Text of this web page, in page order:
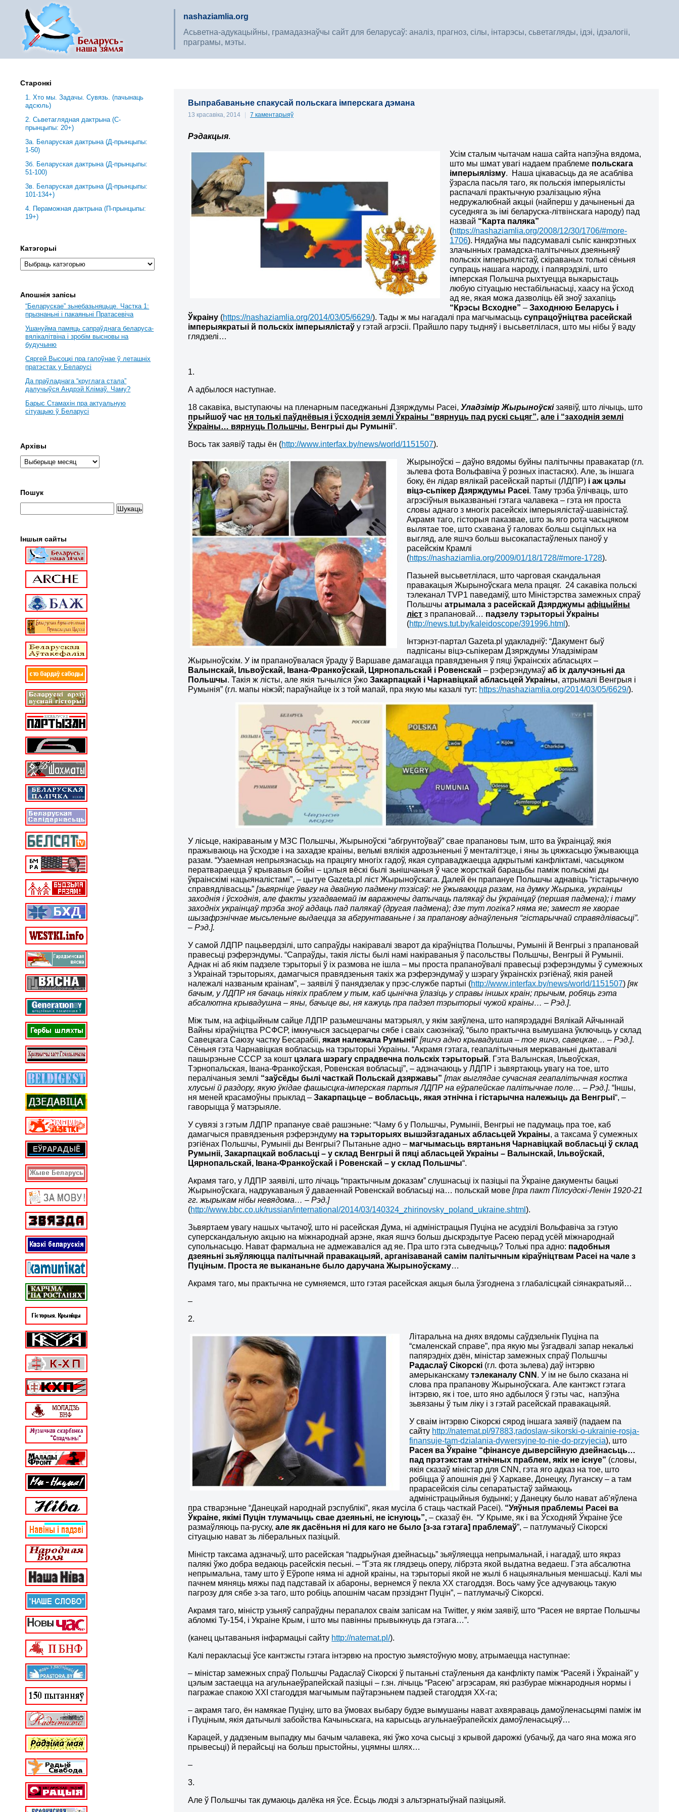
nashaziamlia.org
Асьветна-адукацыйны, грамадазнаўчы сайт для беларусаў: аналіз, прагноз, сілы, інтарэсы, сьветагляды, ідэі, ідэалогіі,
праграмы, мэты.
Выпрабаваньне спакусай польскага імперскага дэмана
13 красавіка, 2014 | 7 каментарыяў
Рэдакцыя.
Усім сталым чытачам наша сайта напэўна вядома,
што мы шмат увагі надаем праблеме польскага
імперыялізму. Наша цікавасьць да яе асабліва
ўзрасла пасьля таго, як польскія імперыялісты
распачалі практычную рэалізацыю яўна
недружалюбнай акцыі (найперш у дачыненьні да
суседняга зь імі беларуска-літвінскага народу) пад
назвай “Карта паляка”
(https://nashaziamlia.org/2008/12/30/1706/#more-
1706). Нядаўна мы падсумавалі сьпіс канкрэтных
злачынных грамадска-палітычных дзеяньняў
польскіх імперыялістаў, скіраваных толькі сёньня
супраць нашага народу, і папярэдзілі, што
імперская Польшча рыхтуецца выкарыстаць
любую сітуацыю нестабільнасьці, хаасу на ўсход
ад яе, якая можа дазволіць ёй зноў захапіць
“Крэсы Всходне”–Заходнюю Беларусь і
Ўкраіну (https://nashaziamlia.org/2014/03/05/6629/). Тады ж мы нагадалі пра магчымасьцьсупрацоўніцтва расейскай
імперыякратыі й польскіх імперыялістаў у гэтай агрэсіі. Прайшло пару тыдняў і высьветлілася, што мы нібы ў ваду
глядзелі…
1.
А адбылося наступнае.
18 сакавіка, выступаючы на пленарным паседжаньні Дзярждумы Расеі,Уладзімір Жырыноўскізаявіў, што лічыць, што
прыйшоў час ня толькі паўднёвыя і ўсходнія землі Ўкраіны “вярнуць пад рускі сьцяг”,але і “заходнія землі
Ўкраіны… вярнуць Польшчы, Венгрыі ды Румыніі”.
Вось так заявіў тады ён (http://www.interfax.by/news/world/1151507).
Жырыноўскі – даўно вядомы буйны палітычны правакатар (гл.
зьлева фота Вольфавіча ў розных іпастасях). Але, зь іншага
боку, ён лідар вялікай расейскай партыі (ЛДПР) і аж цэлы
віцэ-сьпікер Дзярждумы Расеі. Таму трэба ўлічваць, што
агрэсіўныя выказваньні гэтага чалавека – гэта ня проста
словы аднаго з многіх расейскіх імперыялістаў-шавіністаў.
Акрамя таго, гісторыя паказвае, што зь яго рота часьцяком
вылятае тое, што схавана ў галовах больш сьціплых на
выгляд, але яшчэ больш высокапастаўленых паноў у
расейскім Крамлі
(https://nashaziamlia.org/2009/01/18/1728/#more-1728).
Пазьней высьветлілася, што чарговая скандальная
правакацыя Жырыноўскага мела працяг. 24 сакавіка польскі
тэлеканал TVP1 паведаміў, што Міністэрства замежных спраў
Польшчыатрымала з расейскай Дзярджумыафіцыйны
ліст з прапановай… падзелу тэрыторыі Ўкраіны
(http://news.tut.by/kaleidoscope/391996.html).
Інтэрнэт-партал Gazeta.pl удакладніў: “Дакумент быў
падпісаны віцэ-сьпікерам Дзярждумы Уладзімірам
Жырыноўскім. У ім прапаноўвалася ўраду ў Варшаве дамагацца правядзеньня ў пяці ўкраінскіх абласьцях –
Валынскай, Ільвоўскай, Івана-Франкоўскай, Цярнопальскай і Ровенскай– рэферэндумаў аб іх далучэньні да
Польшчы. Такія ж лісты, але якія тычыліся ўжоЗакарпацкай і Чарнавіцкай абласьцей Украіны, атрымалі Венгрыя і
Румынія” (гл. мапы ніжэй; параўнайце іх з той мапай, пра якую мы казалі тут: https://nashaziamlia.org/2014/03/05/6629/).
У лісьце, накіраваным у МЗС Польшчы, Жырыноўскі “абгрунтоўваў” свае прапановы тым, што ва ўкраінцаў, якія
пражываюць на ўсходзе і на захадзе краіны, вельмі вялікія адрозьненьні ў менталітэце, і яны зь цяжкасьцю ўжываюцца
разам. “Узаемная непрыязнасьць на працягу многіх гадоў, якая суправаджаецца адкрытымі канфліктамі, часьцяком
ператвараецца ў крывавыя бойні – цэлыя вёскі былі зьнішчаныя ў часе жорсткай барацьбы паміж польскімі ды
ўкраінскімі нацыяналістамі”, – цытуе Gazeta.pl ліст Жырыноўскага. Далей ён прапануе Польшчы аднавіць “гістарычную
справядлівасьць”[зьвярніце ўвагу на двайную падмену тэзісаў: не ўжываюцца разам, на думку Жырыка, украінцы
заходнія і ўсходнія, але факты узгадваемай ім варажнечы датычаць палякаў ды ўкраінцаў (першая падмена); і таму
заходніх украінцаў трэба зноў аддаць пад палякаў (другая падмена); дзе тут логіка? няма яе; замест яе хворае
шызафрэнічнае мысьленьне выдаецца за абгрунтаваньне і за прапанову аднаўленьня “гістарычнай справядлівасьці”.
– Рэд.].
У самой ЛДПР пацьвердзілі, што сапраўды накіравалі зварот да кіраўніцтва Польшчы, Румыніі й Венгрыі з прапановай
правесьці рэферэндумы. “Сапраўды, такія лісты былі намі накіраваныя ў пасольствы Польшчы, Венгрыі й Румыніі.
Аднак ні аб якім падзеле тэрыторыі ў іх размова не ішла – мы проста прапаноўвалі правесьці рэферэндумы ў сумежных
з Украінай тэрыторыях, дамагчыся правядзеньня такіх жа рэферэндумаў у шэрагу ўкраінскіх рэгіёнаў, якія раней
належалі названым краінам”, – заявілі ў панядзелак у прэс-службе партыі (http://www.interfax.by/news/world/1151507)[як
бачым, у ЛДПР ня бачаць ніякіх праблем у тым, каб цынічна ўлазіць у справы іншых краін; прычым, робяць гэта
абсалютна крывадушна – яны, бачыце вы, ня кажуць пра падзел тэрыторыі чужой краіны… – Рэд.].
Між тым, на афіцыйным сайце ЛДПР разьмешчаны матэрыял, у якім заяўлена, што напярэдадні Вялікай Айчыннай
Вайны кіраўніцтва РСФСР, імкнучыся засьцерагчы сябе і сваіх саюзнікаў, “было практычна вымушана ўключыць у склад
Савецкага Саюзу частку Бесарабіі,якая належала Румыніі”[яшчэ адно крывадушша – тое яшчэ, савецкае… – Рэд.].
Сёньня гэта Чарнавіцкая вобласьць на тэрыторыі Украіны. “Акрамя гэтага, геапалітычныя меркаваньні дыктавалі
пашырэньне СССР за кошт цэлага шэрагу спрадвечна польскіх тэрыторый. Гэта Валынская, Ільвоўская,
Тэрнопальская, Івана-Франкоўская, Ровенская вобласьці”, – адзначаюць у ЛДПР і зьвяртаюць увагу на тое, што
пералічаныя землі “заўсёды былі часткай Польскай дзяржавы”[так выглядае сучасная геапалітычная костка
хлусьні й раздору, якую ўкідае фашысцка-імперская партыя ЛДПР на еўрапейскае палітычнае поле… – Рэд.]. “Іншы,
ня меней красамоўны прыклад –Закарпацьце – вобласьць, якая этнічна і гістарычна належыць да Венгрыі“, –
гаворыцца ў матэрыяле.
У сувязі з гэтым ЛДПР прапануе сваё рашэньне: “Чаму б у Польшчы, Румыніі, Венгрыі не падумаць пра тое, каб
дамагчыся правядзеньня рэферэндуму на тэрыторыях вышэйзгаданых абласьцей Украіны, а таксама ў сумежных
рэгіёнах Польшчы, Румыніі ды Венгрыі? Пытаньне адно – магчымасьць вяртаньня Чарнавіцкай вобласьці ў склад
Румыніі, Закарпацкай вобласьці – у склад Венгрыі й пяці абласьцей Украіны – Валынскай, Ільвоўскай,
Цярнопальскай, Івана-Франкоўскай і Ровенскай – у склад Польшчы“.
Акрамя таго, у ЛДПР заявілі, што лічаць “практычным доказам” слушнасьці іх пазіцыі па Ўкраіне дакументы бацькі
Жырыноўскага, надрукаваныя ў даваеннай Ровенскай вобласьці на… польскай мове[пра пакт Пілсудскі-Ленін 1920-21
гг. жырыкам нібы невядома… – Рэд.]
(http://www.bbc.co.uk/russian/international/2014/03/140324_zhirinovsky_poland_ukraine.shtml).
Зьвяртаем увагу нашых чытачоў, што ні расейская Дума, ні адміністрацыя Пуціна не асудзілі Вольфавіча за гэтую
суперскандальную акцыю на міжнароднай арэне, якая яшчэ больш дыскрэдытуе Расею перад усёй міжнароднай
супольнасьцю. Нават фармальна не адмежаваліся ад яе. Пра што гэта сьведчыць? Толькі пра адно: падобныя
дзеяньні зьяўляюцца палітычнай правакацыяй, арганізаванай самім палітычным кіраўніцтвам Расеі на чале з
Пуціным. Проста яе выкананьне было даручана Жырыноўскаму…
Акрамя таго, мы практычна не сумняемся, што гэтая расейская акцыя была ўзгоднена з глабалісцкай сіянакратыяй…
–
2.
Літаральна на днях вядомы саўдзельнік Пуціна па
“смаленскай справе”, пра якую мы ўзгадвалі запар некалькі
папярэдніх дзён, міністар замежных спраў Польшчы
Радаслаў Сікорскі (гл. фота зьлева) даў інтэрвю
амерыканскамутэлеканалуCNN . У ім не было сказана ні
слова пра прапанову Жырыноўскага. Але кантэкст гэтага
інтэрвю, як і тое, што яно адбылося ў гэты час, напэўна
зьвязаны ў тым ліку і з гэтай расейскай правакацыяй.
У сваім інтэрвю Сікорскі сярод іншага заявіў (падаем па
сайту http://natemat.pl/97883,radoslaw-sikorski-o-ukrainie-rosja-
finansuje-tam-dzialania-dywersyjne-to-nie-do-przyjecia), што
Расея ва Ўкраіне “фінансуе дыверсійную дзейнасьць…
пад прэтэкстам этнічных праблем, якіх не існуе” (словы,
якія сказаў міністар для CNN, гэта яго адказ на тое, што
робіцца ў апошнія дні ў Харкаве, Донецку, Луганску – а там
прарасейскія сілы сепаратыстаў займаюць
адміністрацыйныя будынкі; у Данецку было нават аб’яўлена
пра стварэньне “Данецкай народнай рэспублікі”, якая мусіла б стаць часткай Расеі). “Уяўныя праблемы Расеі ва
Ўкраіне, якімі Пуцін тлумачыць свае дзеяньні, не існуюць”, – сказаў ён. “У Крыме, як і ва Ўсходняй Ўкраіне ўсе
размаўляюць па-руску,але як дасёньня ні для каго не было [з-за гэтага] праблемаў”, – патлумачыў Сікорскі
сітуацыю нават зь ліберальных пазіцый.
Міністр таксама адзначыў, што расейская “падрыўная дзейнасьць” зьяўляецца непрымальнай, і нагадаў, што якраз
палякі ўжо добра ведаюць расейскія песьні. – “Гэта як глядзець оперу, лібрэта якой выдатна ведаеш. Гэта абсалютна
непрымальна, таму што ў Еўропе няма ні адной краіны, на тэрыторыі якой не жылі б нацыянальныя меншасьці. Калі мы
пачнем мяняць мяжы пад падставай іх абароны, вернемся ў пекла ХХ стагоддзя. Вось чаму ўсе адчуваюць такую
пагрозу для сябе з-за таго, што робіць апошнім часам прэзідэнт Пуцін”, – патлумачыў Сікорскі.
Акрамя таго, міністр узьняў сапраўдны перапалох сваім запісам на Twitter, у якім заявіў, што “Расея не вяртае Польшчы
абломкі Ту-154, і Украіне Крым, і што мы павінны прывыкнуць да гэтага…”.
(канец цытаваньня інфармацыі сайту http://natemat.pl/).
Калі перакласьці ўсе кантэксты гэтага інтэрвю на простую зьмястоўную мову, атрымаецца наступнае:
– міністар замежных спраў Польшчы Радаслаў Сікорскі ў пытаньні стаўленьня да канфлікту паміж “Расеяй і Ўкраінай” у
цэлым застаецца на агульнаеўрапейскай пазіцыі – г.зн. лічыць “Расею” агрэсарам, які разбурае міжнародныя нормы і
пагражае спакою ХХІ стагоддзя магчымым паўтарэньнем падзей стагоддзя ХХ-га;
– акрамя таго, ён намякае Пуціну, што ва ўмовах выбару будзе вымушаны нават ахвяраваць дамоўленасьцямі паміж ім
і Пуціным, якія датычылі забойства Качыньскага, на карысьць агульнаеўрапейскіх дамоўленасьцяў…
Карацей, у дадзеным выпадку мы бачым чалавека, які ўжо хоча сысьці з крывой дарожкі (убачыў, да чаго яна можа яго
прывесьці) й перайсьці на больш прыстойны, уцямны шлях…
–
3.
Але ў Польшчы так думаюць далёка ня ўсе. Ёсьць людзі з альтэрнатыўнай пазіцыяй.
Старонкі
1. Хто мы. Задачы. Сувязь. (пачынаць
адсюль)
2. Сьветаглядная дактрына (С-
прынцыпы: 20+)
3a. Беларуская дактрына (Д-прынцыпы:
1-50)
3б. Беларуская дактрына (Д-прынцыпы:
51-100)
3в. Беларуская дактрына (Д-прынцыпы:
101-134+)
4. Пераможная дактрына (П-прынцыпы:
19+)
Катэгорыі
Апошнія запісы
“Беларускае” зьнебазьняцьце. Частка 1:
прызнаньні і пакаяньні Пратасевіча
Ушануйма памяць сапраўднага беларуса-
вялікалітвіна і зробім высновы на
будучыню
Сяргей Высоцкі пра галоўнае ў леташніх
пратэстах у Беларусі
Да праўладнага “круглага стала”
далучыўся Андрэй Клімаў. Чаму?
Барыс Стамахін пра актуальную
сітуацыю ў Беларусі
Архівы
Пошук
Іншыя сайты